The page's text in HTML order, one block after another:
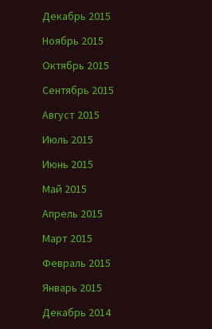
Декабрь 2015
Ноябрь 2015
Октябрь 2015
Сентябрь 2015
Август 2015
Июль 2015
Июнь 2015
Май 2015
Апрель 2015
Март 2015
Февраль 2015
Январь 2015
Декабрь 2014